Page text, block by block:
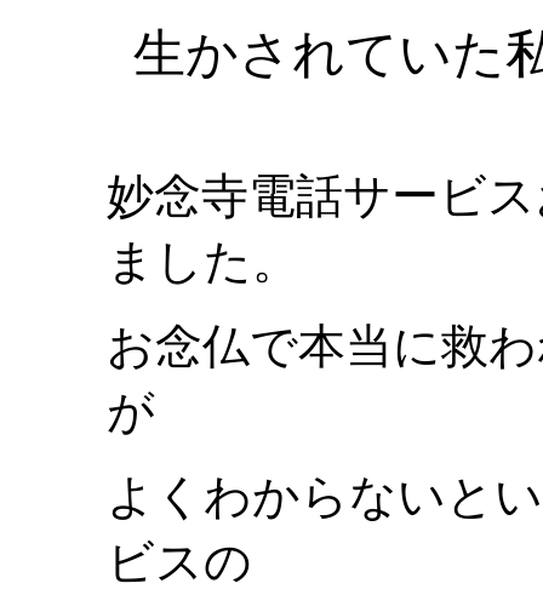
生かされていた
妙念寺電話サービ
ました。
お念仏で本当に救
が
よくわからないと
ビスの